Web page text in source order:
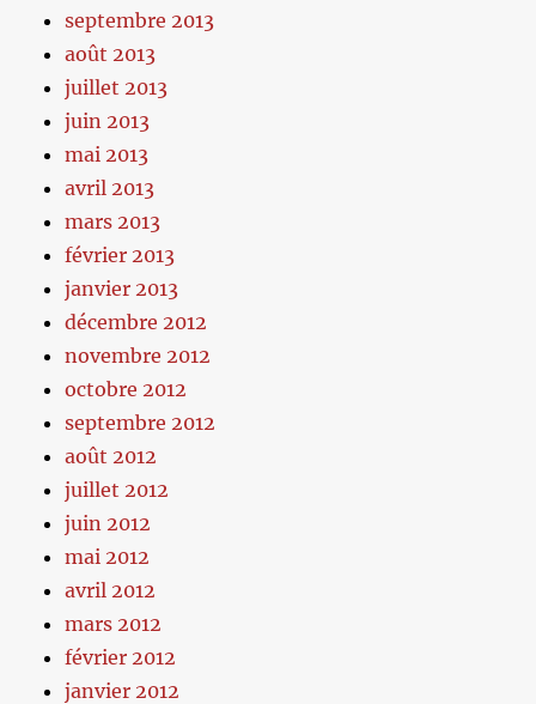
septembre 2013
août 2013
juillet 2013
juin 2013
mai 2013
avril 2013
mars 2013
février 2013
janvier 2013
décembre 2012
novembre 2012
octobre 2012
septembre 2012
août 2012
juillet 2012
juin 2012
mai 2012
avril 2012
mars 2012
février 2012
janvier 2012